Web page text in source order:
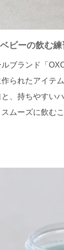
ビーの飲む
ブランド「
られたアイテ
、持ちやすい
ムーズに飲む